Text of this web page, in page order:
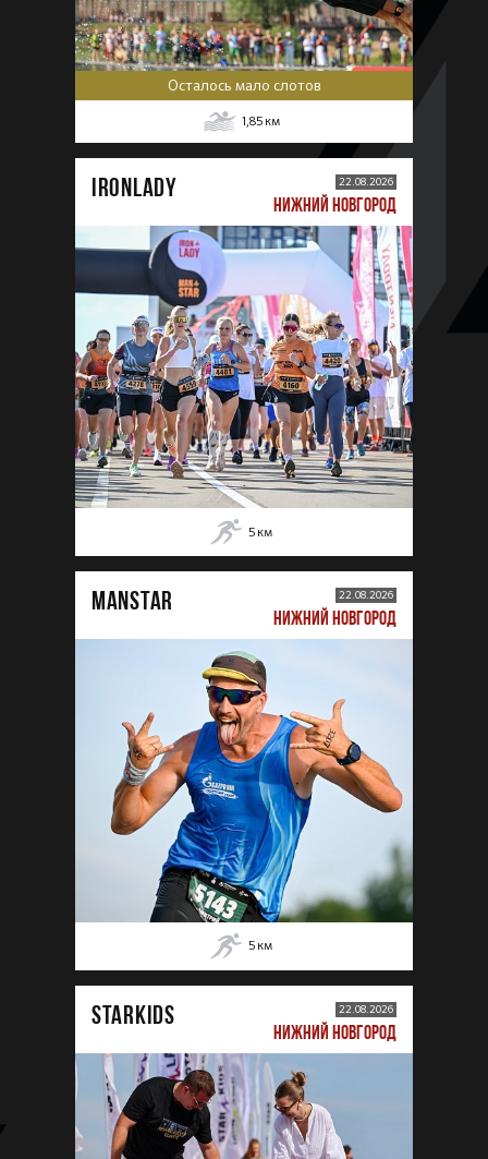
Осталось мало слотов
1,85 км
IRONLADY 22.08.2026
НИЖНИЙ НОВГОРОД
5 км
MANSTAR 22.08.2026
НИЖНИЙ НОВГОРОД
5 км
STARKIDS 22.08.2026
НИЖНИЙ НОВГОРОД